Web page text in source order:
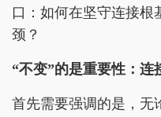
口：如何在坚守连接根
颈？
“不变”的是重要性：连
首先需要强调的是，无